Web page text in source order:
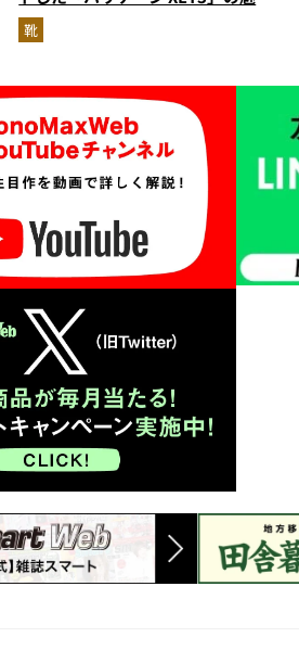
を識者があらゆる角度から徹底解
説！
靴